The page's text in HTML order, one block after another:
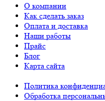
О компании
Как сделать заказ
Оплата и доставка
Наши работы
Прайс
Блог
Карта сайта
Политика
Обработка